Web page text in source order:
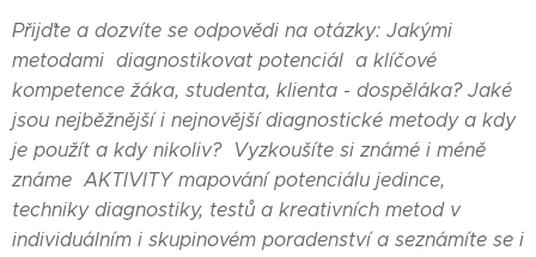
Přijďte a dozvíte se odpovědi na otázky: Jakými
metodami diagnostikovat potenciál a klíčové
kompetence žáka, studenta, klienta - dospěláka? Jaké
jsou nejběžnější i nejnovější diagnostické metody a kdy
je použít a kdy nikoliv? Vyzkoušíte si známé i méně
známe AKTIVITY mapování potenciálu jedince,
techniky diagnostiky, testů a kreativních metod v
individuálním i skupinovém poradenství a seznámíte se i